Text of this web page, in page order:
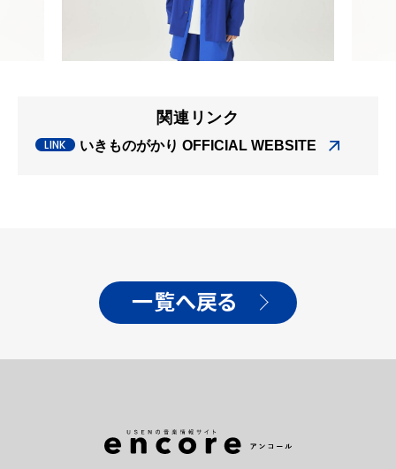
関連リンク
いきものがかり OFFICIAL WEBSITE
一覧へ戻る